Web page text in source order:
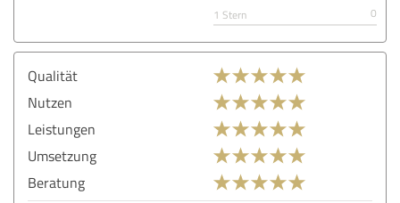
1 Stern
0
Qualität
Nutzen
Leistungen
Umsetzung
Beratung